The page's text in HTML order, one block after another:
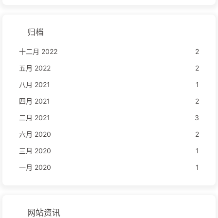
归档
十二月 2022
2
五月 2022
2
八月 2021
1
四月 2021
2
二月 2021
3
六月 2020
2
三月 2020
1
一月 2020
1
网站资讯